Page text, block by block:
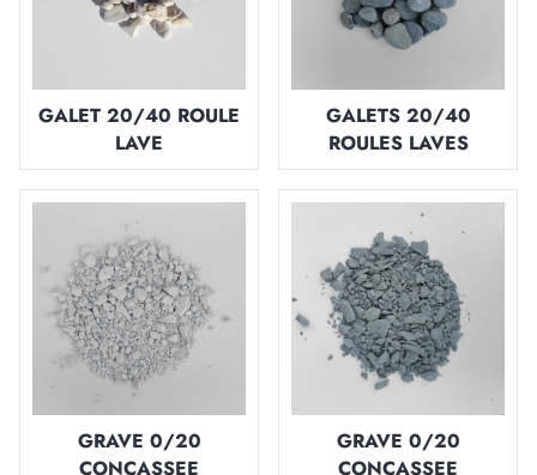
GALET 20/40 ROULE
LAVE
GALETS 20/40
ROULES LAVES
GRAVE 0/20
CONCASSEE
GRAVE 0/20
CONCASSEE